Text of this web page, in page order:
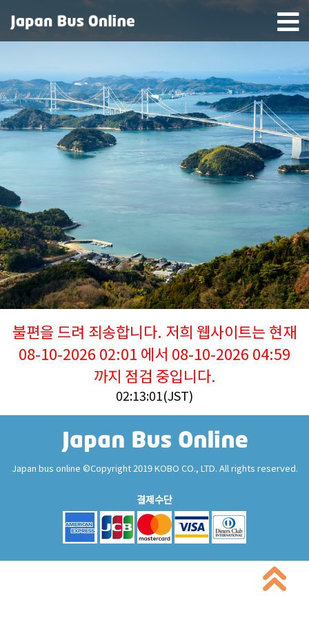
불편을 드려 죄송합니다. 저희 웹사이트는 현재
08-10-2026 02:01 에서 08-10-2026 04:59
까지 점검 중입니다.
02:13:01(JST)
Japan bus online ©Copyright 2019 KOBO CO., LTD. All rights reserved.
결제수단